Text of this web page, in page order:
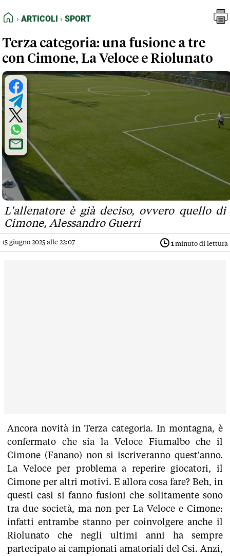
FEED RSS
NORMATIVE DEONTOLOGICHE
TERMINI e CONDIZIONI
HOME
ARTICOLI SPORT
Terza categoria: una fusione a tre
con Cimone, La Veloce e Riolunato
L'allenatore è già deciso, ovvero quello di
Cimone, Alessandro Guerri
15 giugno 2025 alle 22:07 1minuto di lettura
Ancora novità in Terza categoria. In montagna, è
confermato che sia la Veloce Fiumalbo che il
Cimone (Fanano) non si iscriveranno quest'anno.
La Veloce per problema a reperire giocatori, il
Cimone per altri motivi. E allora cosa fare? Beh, in
questi casi si fanno fusioni che solitamente sono
tra due società, ma non per La Veloce e Cimone:
infatti entrambe stanno per coinvolgere anche il
Riolunato che negli ultimi anni ha sempre
partecipato ai campionati amatoriali del Csi. Anzi,